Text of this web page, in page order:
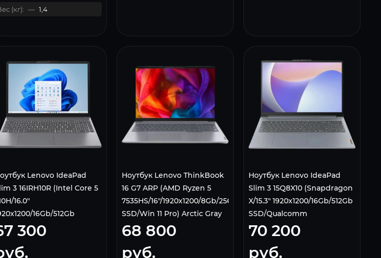
(кг): — 1,4
Lenovo IdeaPad
3 16IRH10R (Intel Core 5
16.0"
16Gb/512Gb
Intel Graphics/Win 11
Luna Gray
300
Ноутбук Lenovo ThinkBook
16 G7 ARP (AMD Ryzen 5
7535HS/16"/1920x1200/8Gb/256Gb
SSD/Win 11 Pro) Arctic Gray
68 800
руб.
Ноутбук Lenovo IdeaPad
Slim 3 15Q8X10 (Snapdragon
X/15.3" 1920x1200/16Gb/512Gb
SSD/Qualcomm
Adreno/Windows 11 Home)
Серый, Русская раскладка
70 200
руб.